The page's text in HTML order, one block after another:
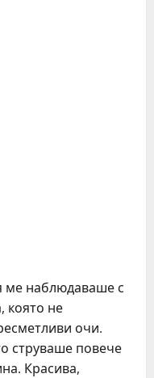
ме наблюдаваше с
която не
очи.
струваше повече
Красива,